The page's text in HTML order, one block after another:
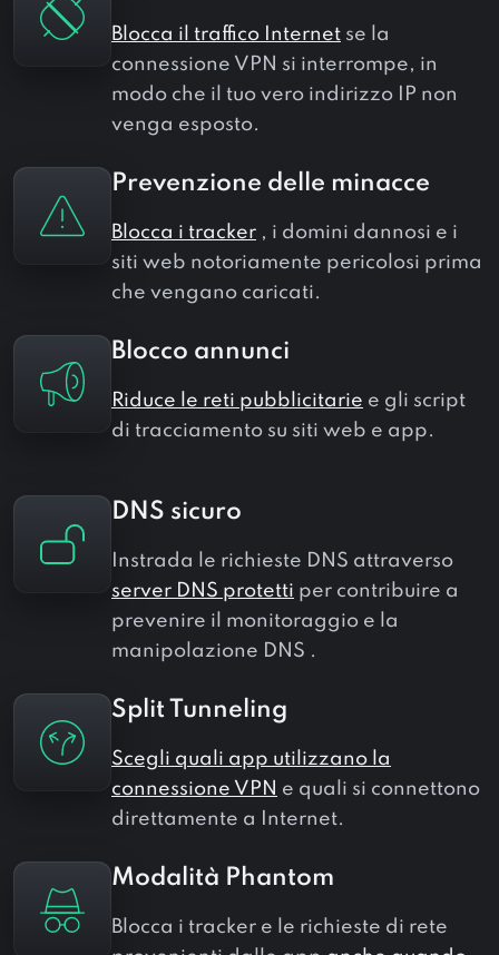
Blocca il traffico Internet se la
connessione VPN si interrompe, in
modo che il tuo vero indirizzo IP non
venga esposto.
Prevenzione delle minacce
Blocca i tracker , i domini dannosi e i
siti web notoriamente pericolosi prima
che vengano caricati.
Blocco annunci
Riduce le reti pubblicitarie e gli script
di tracciamento su siti web e app.
DNS sicuro
Instrada le richieste DNS attraverso
server DNS protetti per contribuire a
prevenire il monitoraggio e la
manipolazione DNS .
Split Tunneling
Scegli quali app utilizzano la
connessione VPN e quali si connettono
direttamente a Internet.
Modalità Phantom
Blocca i tracker e le richieste di rete